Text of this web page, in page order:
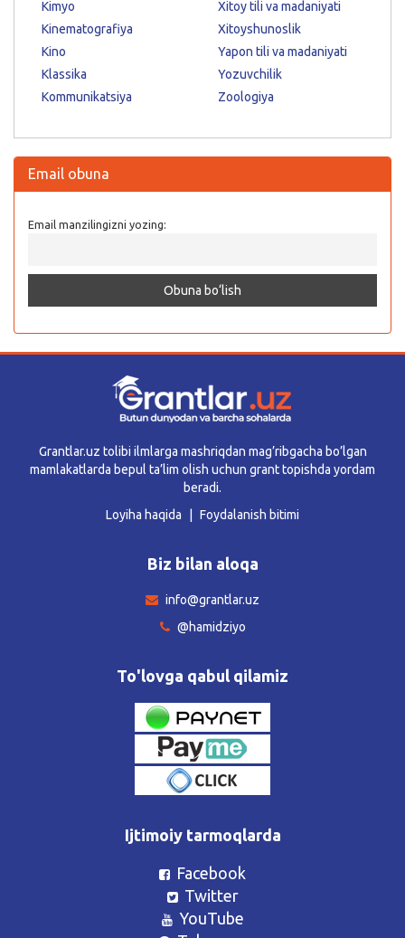
Kimyo
Kinematografiya
Kino
Klassika
Kommunikatsiya
Xitoy tili va madaniyati
Xitoyshunoslik
Yapon tili va madaniyati
Yozuvchilik
Zoologiya
Email obuna
Email manzilingizni yozing:
Grantlar.uz tolibi ilmlarga mashriqdan mag’ribgacha bo’lgan
mamlakatlarda bepul ta’lim olish uchun grant topishda yordam
beradi.
Loyiha haqida
Foydalanish bitimi
Biz bilan aloqa
info@grantlar.uz
@hamidziyo
To'lovga qabul qilamiz
Ijtimoiy tarmoqlarda
Facebook
Twitter
YouTube